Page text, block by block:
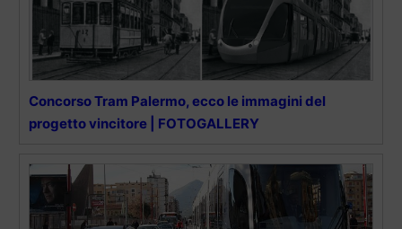
Concorso Tram Palermo, ecco le immagini del
progetto vincitore | FOTOGALLERY